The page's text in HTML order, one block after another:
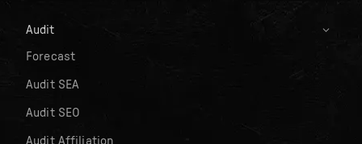
Audit
Forecast
Audit SEA
Audit SEO
Audit Affiliation